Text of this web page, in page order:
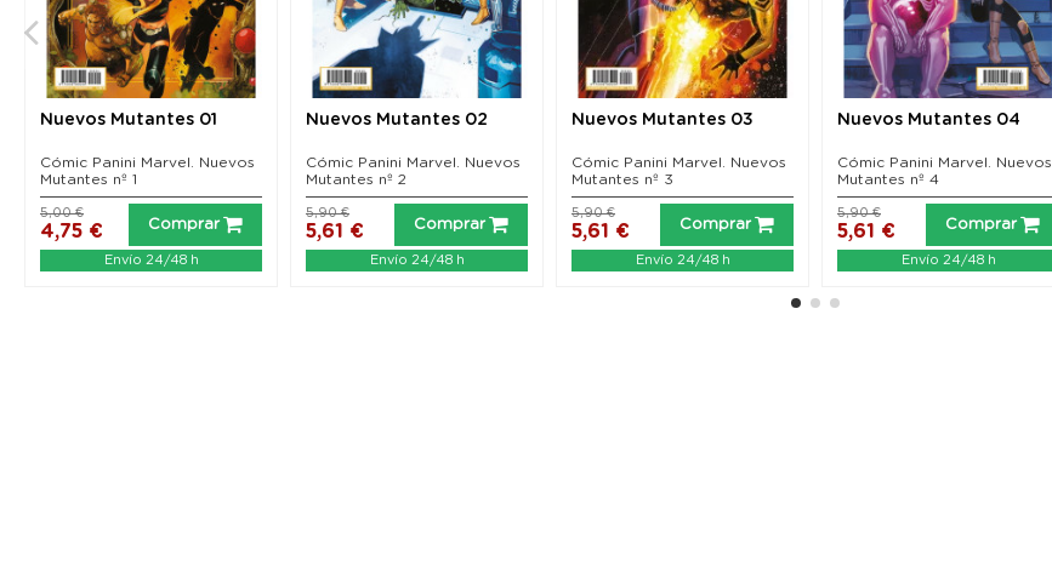
Nuevos Mutantes 01
Cómic Panini Marvel. Nuevos
Mutantes nº 1
4,75 €
5,00 €
Comprar
Envío 24/48 h
Nuevos Mutantes 02
Cómic Panini Marvel. Nuevos
Mutantes nº 2
5,61 €
5,90 €
Comprar
Envío 24/48 h
Nuevos Mutantes 03
Cómic Panini Marvel. Nuevos
Mutantes nº 3
5,61 €
5,90 €
Comprar
Envío 24/48 h
Nuevos Mutantes 04
Cómic Panini Marvel. Nuevos
Mutantes nº 4
5,61 €
5,90 €
Comprar
Envío 24/48 h